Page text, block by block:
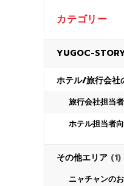
カテゴリー
YUGOC-
ホテル/旅行会社
旅行会社担当
ホテル担当者
その他エリア (1)
ニャチャンの